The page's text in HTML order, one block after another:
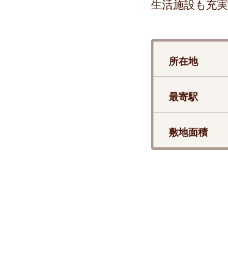
生活施設も充実
所在地
最寄駅
敷地面積